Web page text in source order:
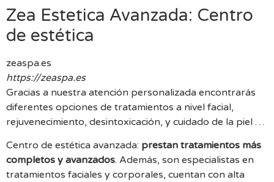
Zea Estetica Avanzada: Centro
de estética
zeaspa.es
https://zeaspa.es
Gracias a nuestra atención personalizada encontrarás
diferentes opciones de tratamientos a nivel facial,
rejuvenecimiento, desintoxicación, y cuidado de la piel …
Centro de estética avanzada: prestan tratamientos más
completos y avanzados. Además, son especialistas en
tratamientos faciales y corporales, cuentan con alta